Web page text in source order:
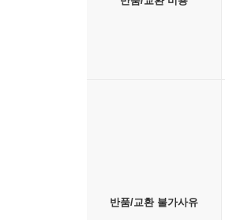
반품/교환 불가사유